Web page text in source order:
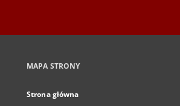
MAPA STRONY
Strona główna